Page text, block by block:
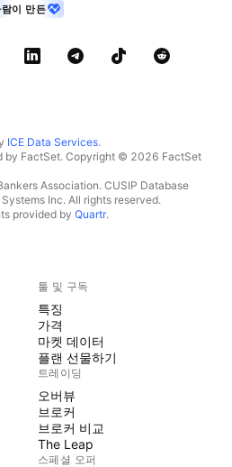
이 만든
ICE Data Services.
by FactSet. Copyright © 2026 FactSet
Association. CUSIP Database
Inc. All rights reserved.
provided by Quartr.
툴 및 구독
특징
가격
마켓 데이터
플랜 선물하기
트레이딩
오버뷰
브로커
브로커 비교
The Leap
스페셜 오퍼